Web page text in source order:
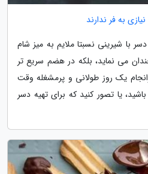
به فر ندارند
با شیرینی نسبتا ملایم به میز شام
می نماید، بلکه در هضم سریع تر
یک روز طولانی و پرمشغله وقت
یا تصور کنید که برای تهیه دسر